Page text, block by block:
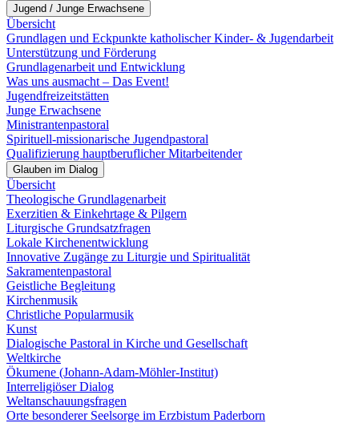
Jugend / Junge Erwachsene
Übersicht
Grundlagen und Eckpunkte katholischer Kinder- & Jugendarbeit
Unterstützung und Förderung
Grundlagenarbeit und Entwicklung
Was uns ausmacht – Das Event!
Jugendfreizeitstätten
Junge Erwachsene
Ministrantenpastoral
Spirituell-missionarische Jugendpastoral
Qualifizierung hauptberuflicher Mitarbeitender
Glauben im Dialog
Übersicht
Theologische Grundlagenarbeit
Exerzitien & Einkehrtage & Pilgern
Liturgische Grundsatzfragen
Lokale Kirchenentwicklung
Innovative Zugänge zu Liturgie und Spiritualität
Sakramentenpastoral
Geistliche Begleitung
Kirchenmusik
Christliche Popularmusik
Kunst
Dialogische Pastoral in Kirche und Gesellschaft
Weltkirche
Ökumene (Johann-Adam-Möhler-Institut)
Interreligiöser Dialog
Weltanschauungsfragen
Orte besonderer Seelsorge im Erzbistum Paderborn